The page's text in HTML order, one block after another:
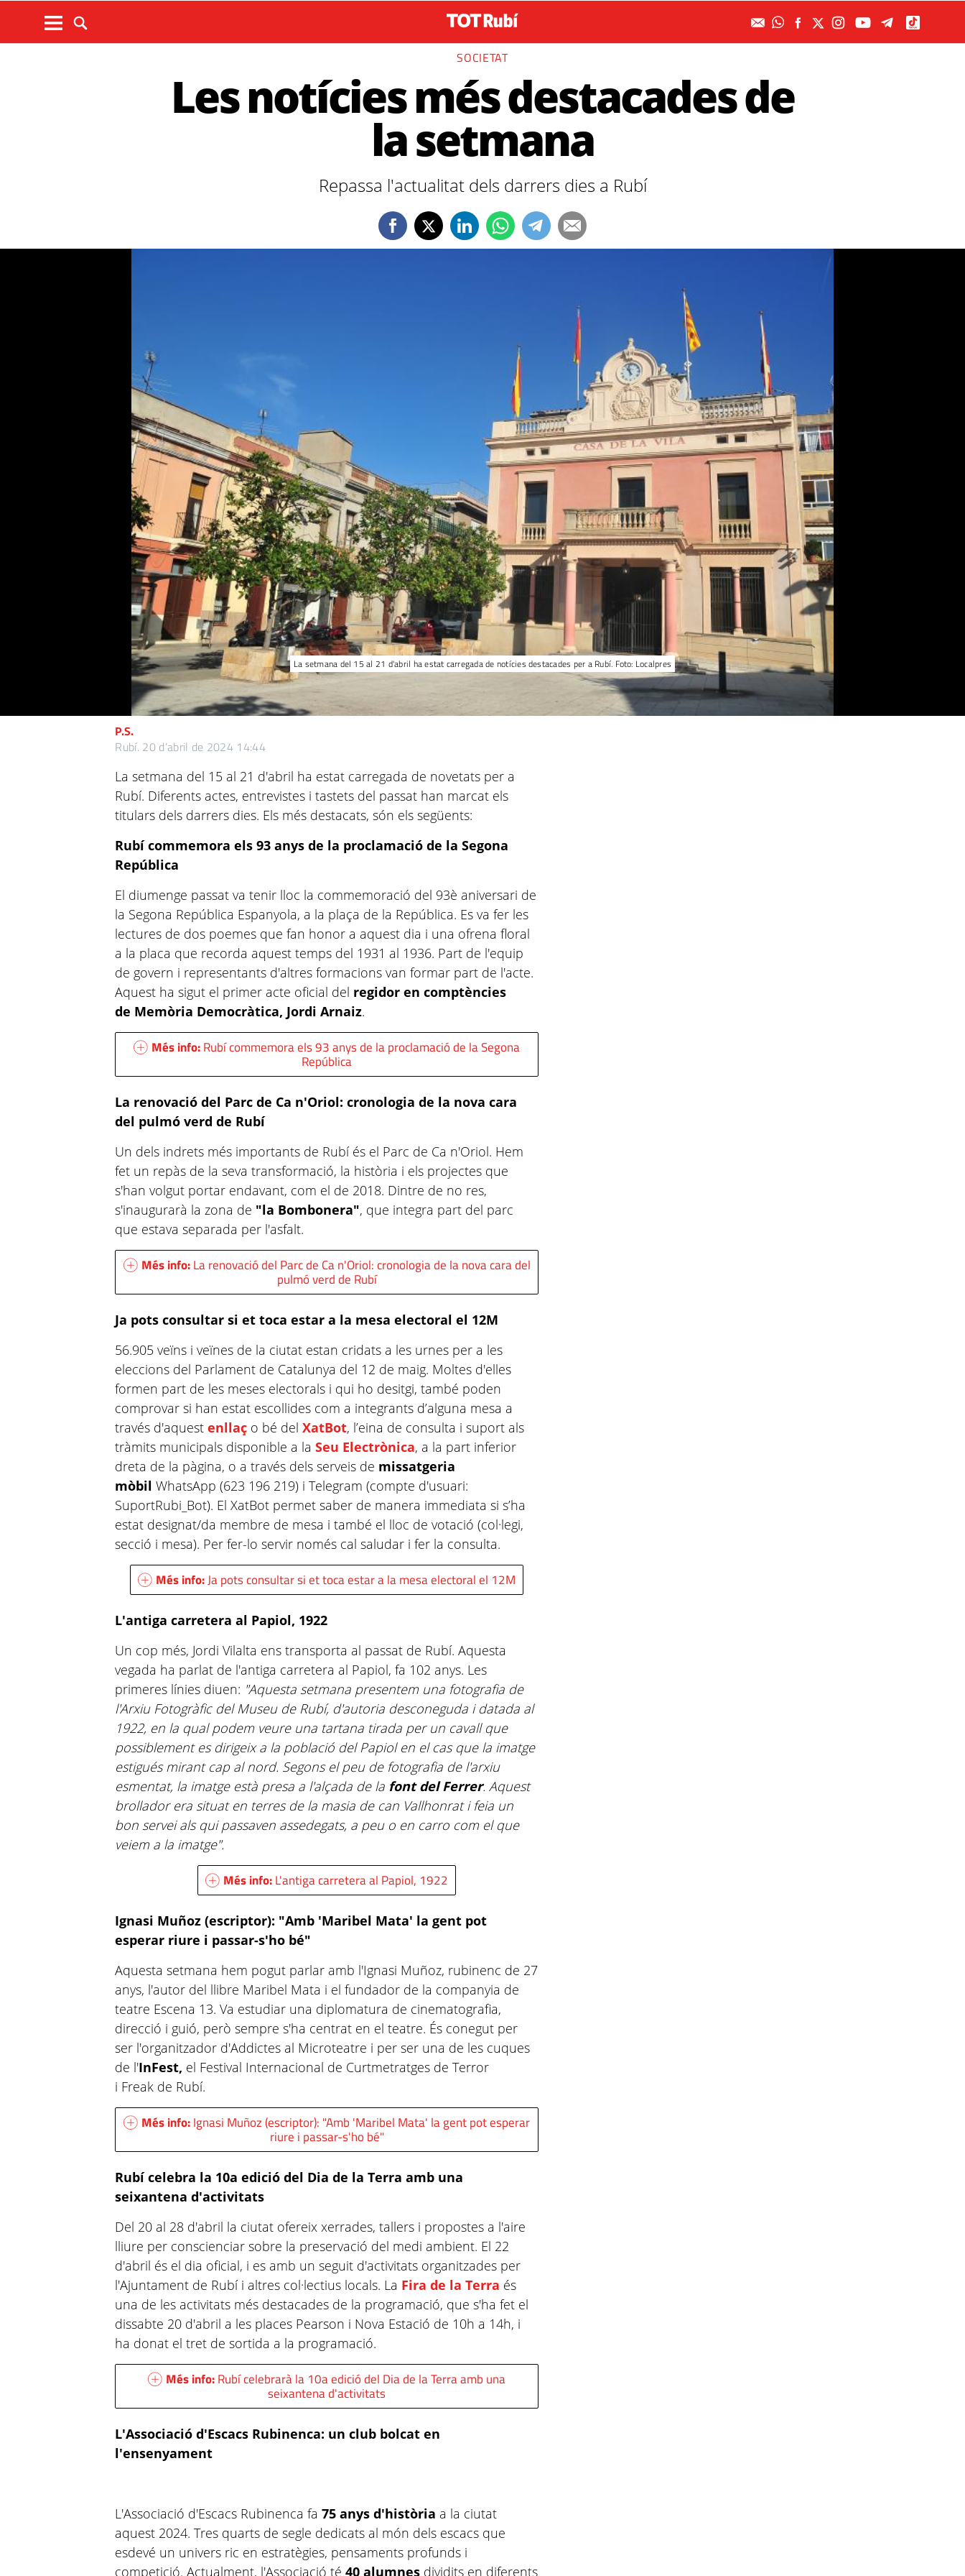
SOCIETAT
Les notícies més destacades de
la setmana
Repassa l'actualitat dels darrers dies a Rubí
La setmana del 15 al 21 d'abril ha estat carregada de notícies destacades per a Rubí. Foto: Localpres
P.S.
Rubí. 20 d’abril de 2024 14:44
La setmana del 15 al 21 d'abril ha estat carregada de novetats per a
Rubí. Diferents actes, entrevistes i tastets del passat han marcat els
titulars dels darrers dies. Els més destacats, són els següents:
Rubí commemora els 93 anys de la proclamació de la Segona
República
El diumenge passat va tenir lloc la commemoració del 93è aniversari de
la Segona República Espanyola, a la plaça de la República. Es va fer les
lectures de dos poemes que fan honor a aquest dia i una ofrena floral
a la placa que recorda aquest temps del 1931 al 1936. Part de l'equip
de govern i representants d'altres formacions van formar part de l'acte.
Aquest ha sigut el primer acte oficial del regidor en comptències
de Memòria Democràtica, Jordi Arnaiz.
Més info:Rubí commemora els 93 anys de la proclamació de la Segona
República
La renovació del Parc de Ca n'Oriol: cronologia de la nova cara
del pulmó verd de Rubí
Un dels indrets més importants de Rubí és el Parc de Ca n'Oriol. Hem
fet un repàs de la seva transformació, la història i els projectes que
s'han volgut portar endavant, com el de 2018. Dintre de no res,
s'inaugurarà la zona de "la Bombonera", que integra part del parc
que estava separada per l'asfalt.
Més info:La renovació del Parc de Ca n'Oriol: cronologia de la nova cara del
pulmó verd de Rubí
Ja pots consultar si et toca estar a la mesa electoral el 12M
56.905 veïns i veïnes de la ciutat estan cridats a les urnes per a les
eleccions del Parlament de Catalunya del 12 de maig. Moltes d'elles
formen part de les meses electorals i qui ho desitgi, també poden
comprovar si han estat escollides com a integrants d’alguna mesa a
través d'aquestenllaç o bé delXatBot, l’eina de consulta i suport als
tràmits municipals disponible a laSeu Electrònica, a la part inferior
dreta de la pàgina, o a través dels serveis de missatgeria
mòbil WhatsApp (623 196 219) i Telegram (compte d'usuari:
SuportRubi_Bot). El XatBot permet saber de manera immediata si s’ha
estat designat/da membre de mesa i també el lloc de votació (col·legi,
secció i mesa). Per fer-lo servir només cal saludar i fer la consulta.
Més info:Ja pots consultar si et toca estar a la mesa electoral el 12M
L'antiga carretera al Papiol, 1922
Un cop més, Jordi Vilalta ens transporta al passat de Rubí. Aquesta
vegada ha parlat de l'antiga carretera al Papiol, fa 102 anys. Les
primeres línies diuen: "Aquesta setmana presentem una fotografia de
l'Arxiu Fotogràfic del Museu de Rubí, d'autoria desconeguda i datada al
1922, en la qual podem veure una tartana tirada per un cavall que
possiblement es dirigeix a la població del Papiol en el cas que la imatge
estigués mirant cap al nord. Segons el peu de fotografia de l'arxiu
esmentat, la imatge està presa a l'alçada de la font del Ferrer. Aquest
brollador era situat en terres de la masia de can Vallhonrat i feia un
bon servei als qui passaven assedegats, a peu o en carro com el que
veiem a la imatge".
Més info:L'antiga carretera al Papiol, 1922
Ignasi Muñoz (escriptor): "Amb 'Maribel Mata' la gent pot
esperar riure i passar-s'ho bé"
Aquesta setmana hem pogut parlar amb l'Ignasi Muñoz, rubinenc de 27
anys, l'autor del llibre Maribel Mata i el fundador de la companyia de
teatre Escena 13. Va estudiar una diplomatura de cinematografia,
direcció i guió, però sempre s'ha centrat en el teatre. És conegut per
ser l'organitzador d'Addictes al Microteatre i per ser una de les cuques
de l'InFest, el Festival Internacional de Curtmetratges de Terror
i Freak de Rubí.
Més info:Ignasi Muñoz (escriptor): "Amb 'Maribel Mata' la gent pot esperar
riure i passar-s'ho bé"
Rubí celebra la 10a edició del Dia de la Terra amb una
seixantena d'activitats
Del 20 al 28 d'abril la ciutat ofereix xerrades, tallers i propostes a l'aire
lliure per conscienciar sobre la preservació del medi ambient. El 22
d'abril és el dia oficial, i es amb un seguit d'activitats organitzades per
l'Ajuntament de Rubí i altres col·lectius locals. La Fira de la Terra és
una de les activitats més destacades de la programació, que s'ha fet el
dissabte 20 d'abril a les places Pearson i Nova Estació de 10h a 14h, i
ha donat el tret de sortida a la programació.
Més info:Rubí celebrarà la 10a edició del Dia de la Terra amb una
seixantena d'activitats
L'Associació d'Escacs Rubinenca: un club bolcat en
l'ensenyament
L'Associació d'Escacs Rubinenca fa75 anys d'història a la ciutat
aquest 2024. Tres quarts de segle dedicats al món dels escacs que
esdevé un univers ric en estratègies, pensaments profunds i
competició. Actualment, l'Associació té 40 alumnes dividits en diferents